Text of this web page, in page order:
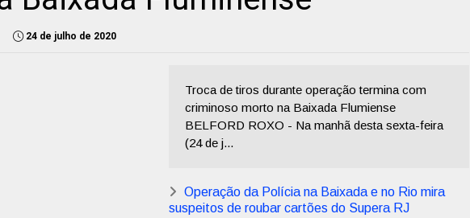
24 de julho de 2020
Troca de tiros durante operação termina com
criminoso morto na Baixada Flumiense
BELFORD ROXO - Na manhã desta sexta-feira
(24 de j...
Operação da Polícia na Baixada e no Rio mira
suspeitos de roubar cartões do Supera RJ